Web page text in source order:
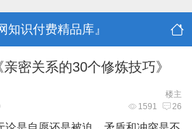
知识付费精品库』
亲密关系的30个修炼技巧》
楼主
1591 26